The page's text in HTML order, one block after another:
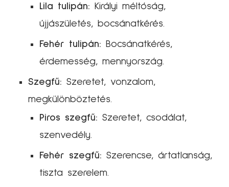
Lila tulipán: Királyi méltóság,
újjászületés, bocsánatkérés.
Fehér tulipán: Bocsánatkérés,
érdemesség, mennyország.
Szegfű: Szeretet, vonzalom,
megkülönböztetés.
Piros szegfű: Szeretet, csodálat,
szenvedély.
Fehér szegfű: Szerencse, ártatlanság,
tiszta szerelem.